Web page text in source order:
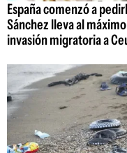
España comenzó a
Sánchez lleva al
invasión migratoria a